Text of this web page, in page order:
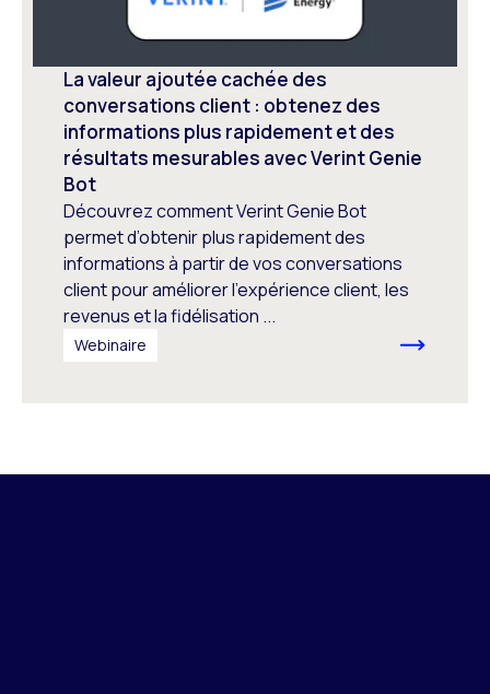
La valeur ajoutée cachée des
conversations client : obtenez des
informations plus rapidement et des
résultats mesurables avec Verint Genie
Bot
Découvrez comment Verint Genie Bot
permet d’obtenir plus rapidement des
informations à partir de vos conversations
client pour améliorer l’expérience client, les
revenus et la fidélisation ...
Webinaire